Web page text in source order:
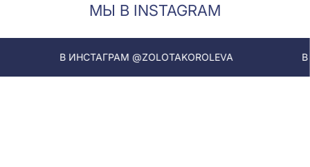
МЫ В INSTAGRAM
ИНСТАГРАМ @ZOLOTAKOROLEVA В ИНСТАГРАМ